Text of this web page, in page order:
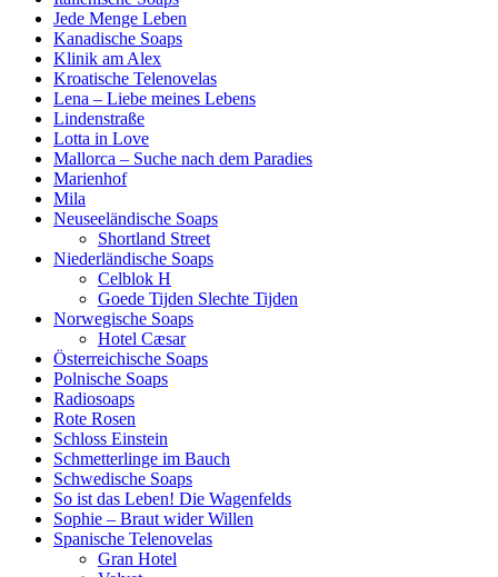
Jede Menge Leben
Kanadische Soaps
Klinik am Alex
Kroatische Telenovelas
Lena – Liebe meines Lebens
Lindenstraße
Lotta in Love
Mallorca – Suche nach dem Paradies
Marienhof
Mila
Neuseeländische Soaps
Shortland Street
Niederländische Soaps
Celblok H
Goede Tijden Slechte Tijden
Norwegische Soaps
Hotel Cæsar
Österreichische Soaps
Polnische Soaps
Radiosoaps
Rote Rosen
Schloss Einstein
Schmetterlinge im Bauch
Schwedische Soaps
So ist das Leben! Die Wagenfelds
Sophie – Braut wider Willen
Spanische Telenovelas
Gran Hotel